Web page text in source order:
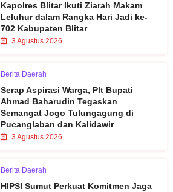
Kapolres Blitar Ikuti Ziarah Makam
Leluhur dalam Rangka Hari Jadi ke-
702 Kabupaten Blitar
3 Agustus 2026
Berita Daerah
Serap Aspirasi Warga, Plt Bupati
Ahmad Baharudin Tegaskan
Semangat Jogo Tulungagung di
Pucanglaban dan Kalidawir
3 Agustus 2026
Berita Daerah
HIPSI Sumut Perkuat Komitmen Jaga